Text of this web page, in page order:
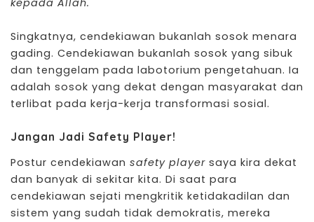
Singkatnya, cendekiawan bukanlah sosok menara
gading. Cendekiawan bukanlah sosok yang sibuk
dan tenggelam pada labotorium pengetahuan. Ia
adalah sosok yang dekat dengan masyarakat dan
terlibat pada kerja-kerja transformasi sosial.
Jangan Jadi Safety Player!
Postur cendekiawan safety player saya kira dekat
dan banyak di sekitar kita. Di saat para
cendekiawan sejati mengkritik ketidakadilan dan
sistem yang sudah tidak demokratis, mereka